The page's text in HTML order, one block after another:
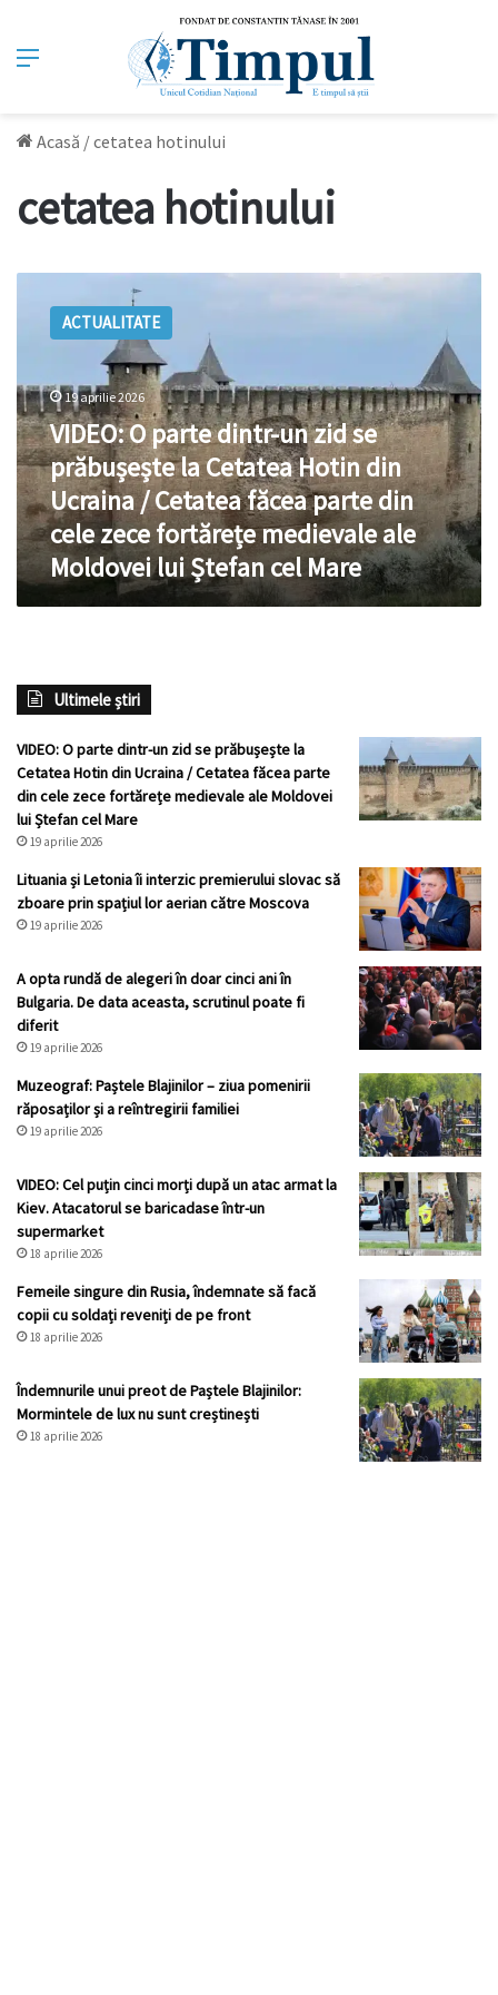
Meniu
Acasă /cetatea hotinului
cetatea hotinului
zid
se
prăbușește
la
Cetatea
Hotin
din
Ucraina
/
Cetatea
din
cele
fortărețe
medievale
ale
Moldovei
lui
Ștefan
cel
Mare
ACTUALITATE
19 aprilie 2026
VIDEO: O parte dintr-un zid se
prăbușește la Cetatea Hotin din
Ucraina / Cetatea făcea parte din
cele zece fortărețe medievale ale
Moldovei lui Ștefan cel Mare
Ultimele știri
VIDEO: O parte dintr-un zid se prăbușește la
Cetatea Hotin din Ucraina / Cetatea făcea parte
din cele zece fortărețe medievale ale Moldovei
lui Ștefan cel Mare
19 aprilie 2026
Lituania și Letonia îi interzic premierului slovac să
zboare prin spațiul lor aerian către Moscova
19 aprilie 2026
A opta rundă de alegeri în doar cinci ani în
Bulgaria. De data aceasta, scrutinul poate fi
diferit
19 aprilie 2026
Muzeograf: Paștele Blajinilor – ziua pomenirii
răposaților și a reîntregirii familiei
19 aprilie 2026
VIDEO: Cel puțin cinci morți după un atac armat la
Kiev. Atacatorul se baricadase într-un
supermarket
18 aprilie 2026
Femeile singure din Rusia, îndemnate să facă
copii cu soldați reveniți de pe front
18 aprilie 2026
Îndemnurile unui preot de Paștele Blajinilor:
Mormintele de lux nu sunt creștinești
18 aprilie 2026